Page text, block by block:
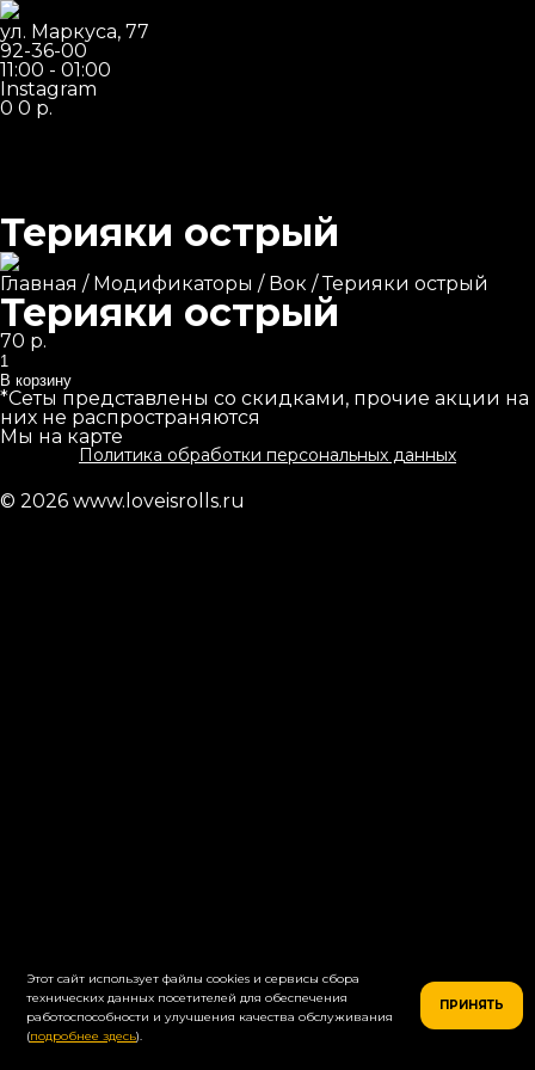
ул. Маркуса, 77
92-36-00
11:00 - 01:00
Instagram
0 0 р.
Сеты
Маки роллы
Жареные роллы
Запеченные роллы
Пицца
Терияки острый
Главная / Модификаторы / Вок / Терияки острый
Терияки острый
70 р.
Количество
В корзину
*Сеты представлены со скидками, прочие акции на
них не распространяются
Мы на карте
Политика обработки персональных данных
© 2026 www.loveisrolls.ru
Этот сайт использует файлы cookies и сервисы сбора
технических данных посетителей для обеспечения
работоспособности и улучшения качества обслуживания
(подробнее здесь).
ПРИНЯТЬ